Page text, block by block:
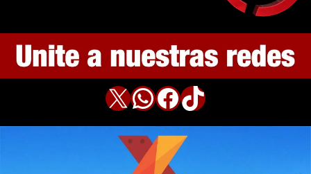
X WhatsApp Facebook TikTok